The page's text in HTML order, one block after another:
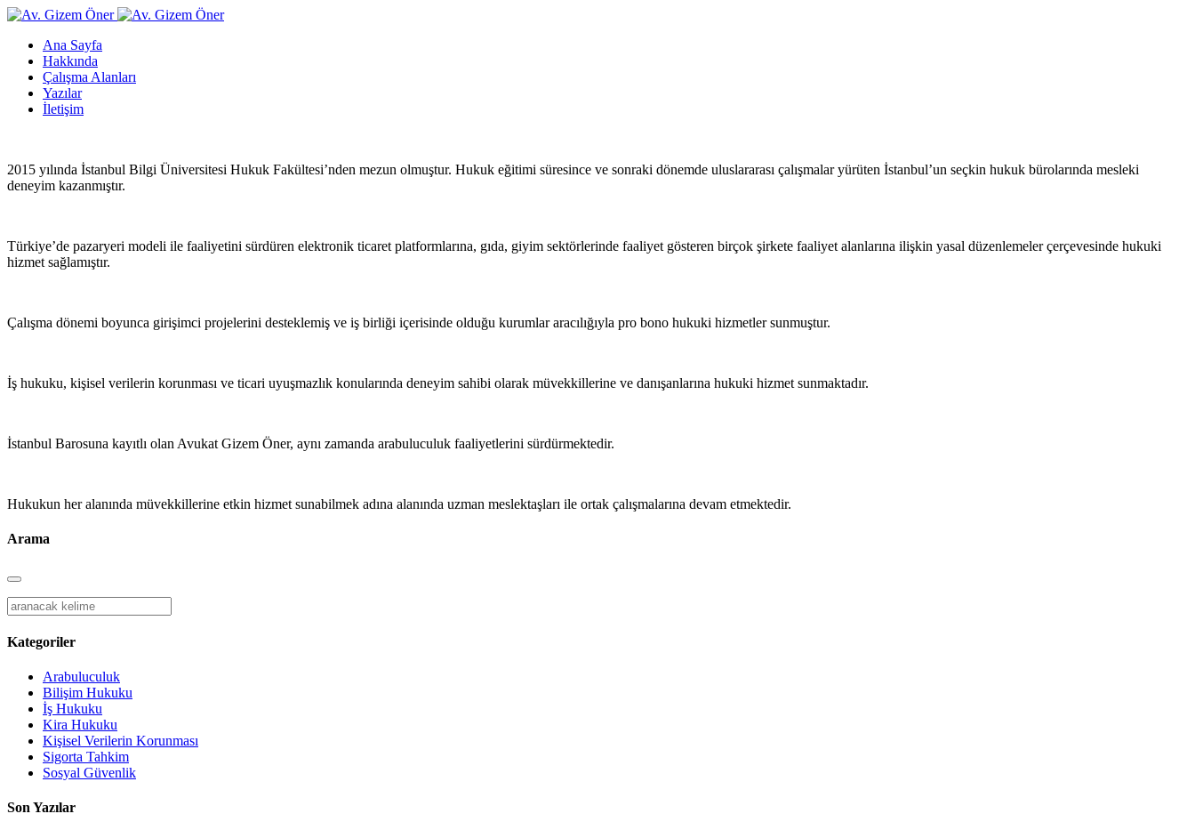
Ana Sayfa
Hakkında
Çalışma Alanları
Yazılar
İletişim
2015 yılında İstanbul Bilgi Üniversitesi Hukuk Fakültesi’nden mezun olmuştur. Hukuk eğitimi süresince ve sonraki dönemde uluslararası çalışmalar yürüten İstanbul’un seçkin hukuk bürolarında mesleki
deneyim kazanmıştır.
Türkiye’de pazaryeri modeli ile faaliyetini sürdüren elektronik ticaret platformlarına, gıda, giyim sektörlerinde faaliyet gösteren birçok şirkete faaliyet alanlarına ilişkin yasal düzenlemeler çerçevesinde hukuki
hizmet sağlamıştır.
Çalışma dönemi boyunca girişimci projelerini desteklemiş ve iş birliği içerisinde olduğu kurumlar aracılığıyla pro bono hukuki hizmetler sunmuştur.
İş hukuku, kişisel verilerin korunması ve ticari uyuşmazlık konularında deneyim sahibi olarak müvekkillerine ve danışanlarına hukuki hizmet sunmaktadır.
İstanbul Barosuna kayıtlı olan Avukat Gizem Öner, aynı zamanda arabuluculuk faaliyetlerini sürdürmektedir.
Hukukun her alanında müvekkillerine etkin hizmet sunabilmek adına alanında uzman meslektaşları ile ortak çalışmalarına devam etmektedir.
Arama
Kategoriler
Arabuluculuk
Bilişim Hukuku
İş Hukuku
Kira Hukuku
Kişisel Verilerin Korunması
Sigorta Tahkim
Sosyal Güvenlik
Son Yazılar